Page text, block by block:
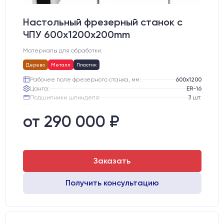
Настольный фрезерный станок с
ЧПУ 600x1200x200mm
Материалы для обработки:
Дерево Металл Пластик
Рабочее поле фрезерного станка, мм:
600х1200
Цанга:
ER-16
Подшипники шпинделя:
3 шт.
Стол:
Двигатели:
от 290 000 ₽
Заказать
Получить консультацию